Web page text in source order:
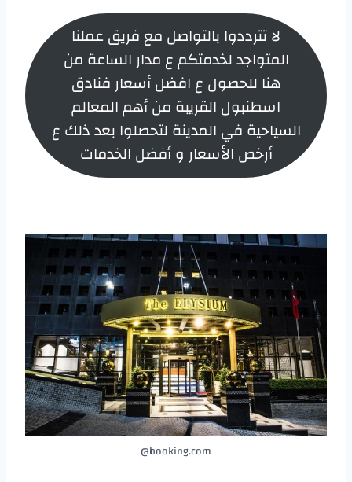
لا تترددوا بالتواصل مع فريق عملنا
المتواجد لخدمتكم ع مدار الساعة من
هنا للحصول ع افضل أسعار فنادق
اسطنبول القريبة من أهم المعالم
السياحية في المدينة لتحصلوا بعد ذلك ع
أرخص الأسعار و أفضل الخدمات
booking.com@